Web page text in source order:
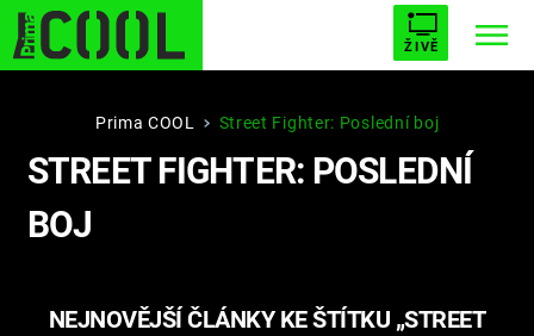
ŽIVĚ
STARHOUSE BUFFY, PŘEMOŽITELKA UPÍRŮ
ESCAPE PLNEJ KOTEL AVENGERS 5
Témata
Prima COOL Street Fighter: Poslední boj
STREET FIGHTER: POSLEDNÍ
BOJ
NEJNOVĚJŠÍ ČLÁNKY KE ŠTÍTKU „STREET